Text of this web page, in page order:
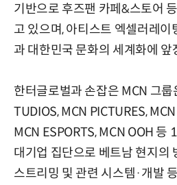
기반으로 후즈팬 카페&스토어
고 있으며, 아티스트 엑셀러레
과 대한민국 문화의 세계화에 앞
한터글로벌과 손잡은 MCN 그룹
TUDIOS, MCN PICTURES,
MCN ESPORTS, MCN OOH 등
대기업 집단으로 베트남 현지의
스트리밍 및 관련 시스템·개발